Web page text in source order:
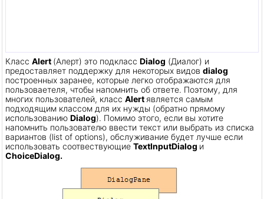
Класс Alert (Алерт) это подкласс Dialog (Диалог) и
предоставляет поддержку для некоторых видов dialog
построенных заранее, которые легко отображаются для
пользоваетеля, чтобы напомнить об ответе. Поэтому, для
многих пользователей, класс Alert является самым
подходящим классом для их нужды (обратно прямому
использованию Dialog). Помимо этого, если вы хотите
напомнить пользователю ввести текст или выбрать из списка
вариантов (list of options), обслуживание будет лучше если
использовать соотвествующие TextInputDialog и
ChoiceDialog.